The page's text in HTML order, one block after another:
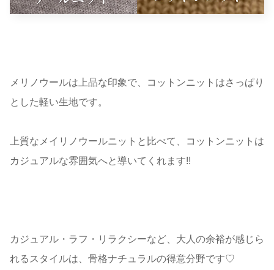
メリノウールは上品な印象で、コットンニットはさっぱり
とした軽い生地です。
上質なメイリノウールニットと比べて、コットンニットは
カジュアルな雰囲気へと導いてくれます!!
カジュアル・ラフ・リラクシーなど、大人の余裕が感じら
れるスタイルは、骨格ナチュラルの得意分野です♡